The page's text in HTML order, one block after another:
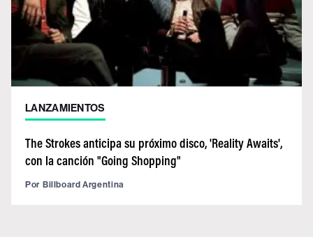
LANZAMIENTOS
The Strokes anticipa su próximo disco, 'Reality Awaits',
con la canción "Going Shopping"
Por Billboard Argentina